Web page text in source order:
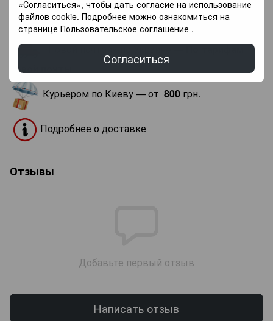
«Согласиться», чтобы дать согласие на использование
файлов cookie. Подробнее можно ознакомиться на
странице Пользовательское соглашение .
Согласиться
Доставка Оплата Гарантия
новой почты
Курьером по Киеву — от 800 грн.
Подробнее о доставке
Отзывы
Добавьте первый отзыв
Написать отзыв